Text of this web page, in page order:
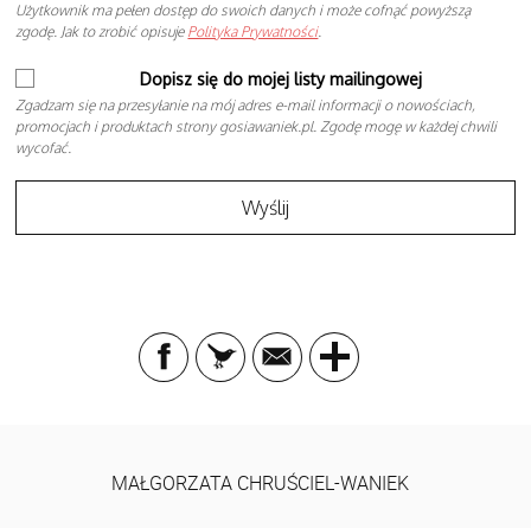
Użytkownik ma pełen dostęp do swoich danych i może cofnąć powyższą
zgodę. Jak to zrobić opisuje Polityka Prywatności.
Dopisz się do mojej listy mailingowej
Zgadzam się na przesyłanie na mój adres e-mail informacji o nowościach,
promocjach i produktach strony gosiawaniek.pl. Zgodę mogę w każdej chwili
wycofać.
MAŁGORZATA CHRUŚCIEL-WANIEK